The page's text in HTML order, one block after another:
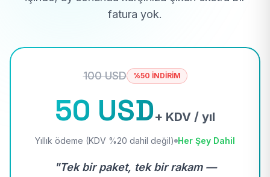
fatura yok.
100 USD %50 İNDİRİM
50 USD+ KDV / yıl
Yıllık ödeme (KDV %20 dahil değil) Her Şey Dahil
"Tek bir paket, tek bir rakam —